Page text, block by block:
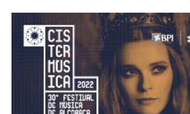
12 meses
Acesso ao conteúdo online
Acesso aos conteúdos Exclusivos
assinantes
Ofertas para assinatura anual